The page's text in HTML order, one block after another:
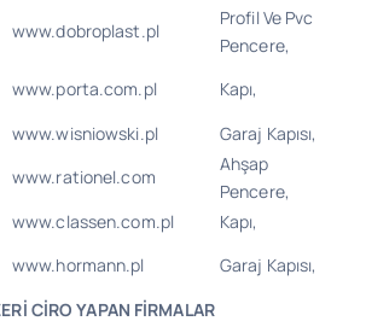
www.dobroplast.pl
Profil Ve Pvc
Pencere,
www.porta.com.pl
Kapı,
www.wisniowski.pl
Garaj Kapısı,
www.rationel.com
Ahşap
Pencere,
www.classen.com.pl
Kapı,
www.hormann.pl
Garaj Kapısı,
CİRO YAPAN FİRMALAR